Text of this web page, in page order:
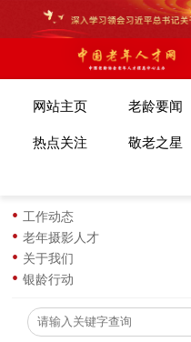
网站主页 老龄要闻
热点关注 敬老之星
各地动态
生活新知
为老服务
工作动态
老年摄影人才
关于我们
银龄行动